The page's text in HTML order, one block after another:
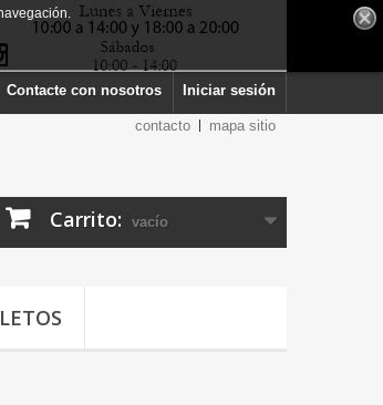
Iniciar sesión
Contacte con nosotros
contacto
mapa sitio
Carrito: vacío